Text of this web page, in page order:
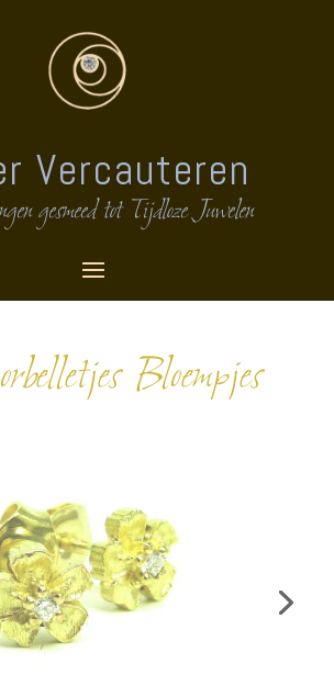
Vercauteren
gesmeed tot Tijdloze Juwelen
Bloempjes